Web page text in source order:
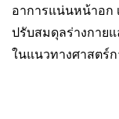
อาการแน่นหน้าอก
ปรับสมดุลร่างกาย
ในแนวทางศาสตร์